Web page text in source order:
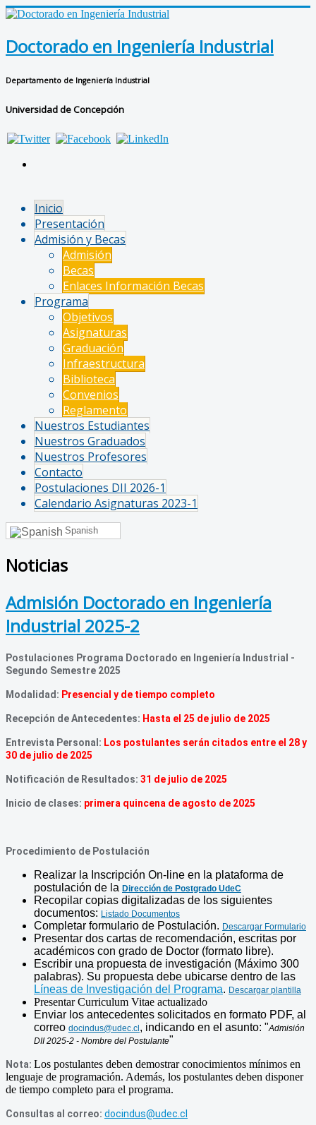
Doctorado en Ingeniería Industrial
Departamento de Ingeniería Industrial
Universidad de Concepción
Inicio
Presentación
Admisión y Becas
Admisión
Becas
Enlaces Información Becas
Programa
Objetivos
Asignaturas
Graduación
Infraestructura
Biblioteca
Convenios
Reglamento
Nuestros Estudiantes
Nuestros Graduados
Nuestros Profesores
Contacto
Postulaciones DII 2026-1
Calendario Asignaturas 2023-1
Spanish
Noticias
Admisión Doctorado en Ingeniería
Industrial 2025-2
Postulaciones Programa Doctorado en Ingeniería Industrial -
Segundo Semestre 2025
Modalidad: Presencial y de tiempo completo
Recepción de Antecedentes: Hasta el 25 de julio de 2025
Entrevista Personal: Los postulantes serán citados entre el 28 y
30 de julio de 2025
Notificación de Resultados: 31 de julio de 2025
Inicio de clases: primera quincena de agosto de 2025
Procedimiento de Postulación
Realizar la Inscripción On-line en la plataforma de
postulación de la Dirección de Postgrado UdeC
Recopilar copias digitalizadas de los siguientes
documentos: Listado Documentos
Completar formulario de Postulación. Descargar Formulario
Presentar dos cartas de recomendación, escritas por
académicos con grado de Doctor (formato libre).
Escribir una propuesta de investigación (Máximo 300
palabras). Su propuesta debe ubicarse dentro de las
Líneas de Investigación del Programa. Descargar plantilla
Presentar Curriculum Vitae actualizado
Enviar los antecedentes solicitados en formato PDF, al
correo docindus@udec.cl, indicando en el asunto: "Admisión
DII 2025-2 - Nombre del Postulante"
Nota: Los postulantes deben demostrar conocimientos mínimos en
lenguaje de programación. Además, los postulantes deben disponer
de tiempo completo para el programa.
Consultas al correo: docindus@udec.cl